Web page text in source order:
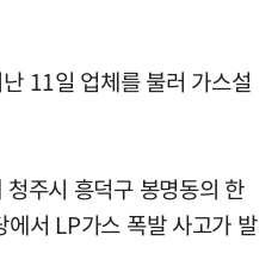
11일 업체를 불러 가스설
주시 흥덕구 봉명동의 한
서 LP가스 폭발 사고가 발